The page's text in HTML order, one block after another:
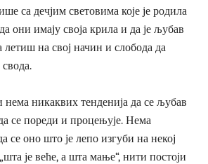
са дечјим световима које је родила
они имају своја крила и да је љубав
летиш на свој начин и слобода да
нема никаквих тенденија да се љубав
се пореди и процењује. Нема
се оно што је лепо изгуби на некој
је веће, а шта мање“, нити постоји